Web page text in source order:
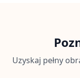
Uzyskaj pełny